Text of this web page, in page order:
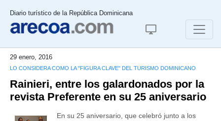
Diario turístico de la República Dominicana
29 enero, 2016
LO CONSIDERA COMO LA "FIGURA CLAVE" DEL TURISMO DOMINICANO
Rainieri, entre los galardonados por la
revista Preferente en su 25 aniversario
En su 25 aniversario, que celebró junto a los